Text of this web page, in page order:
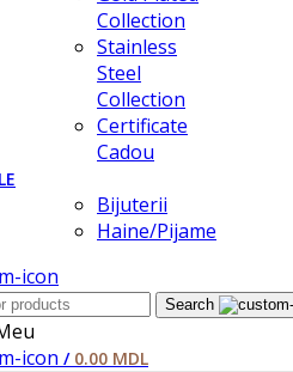
Collection
Stainless
Steel
Collection
Certificate
Cadou
Bijuterii
Haine/Pijame
Search
/ 0.00 MDL